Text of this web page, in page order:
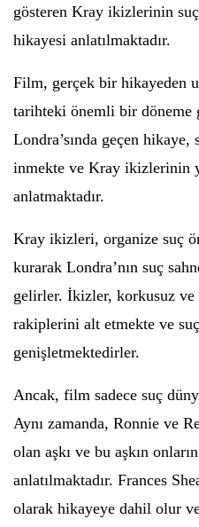
gösteren Kray ikizlerinin
hikayesi anlatılmaktadır.
Film, gerçek bir hikayeden
tarihteki önemli bir döneme
Londra’sında geçen
inmekte ve Kray ikizlerinin
anlatmaktadır.
Kray ikizleri, organize suç
kurarak Londra’nın suç
gelirler. İkizler, korkusuz ve
rakiplerini alt etmekte ve
genişletmektedirler.
Ancak, film sadece suç
Aynı zamanda, Ronnie ve
olan aşkı ve bu aşkın
anlatılmaktadır. Frances
olarak hikayeye dahil olur